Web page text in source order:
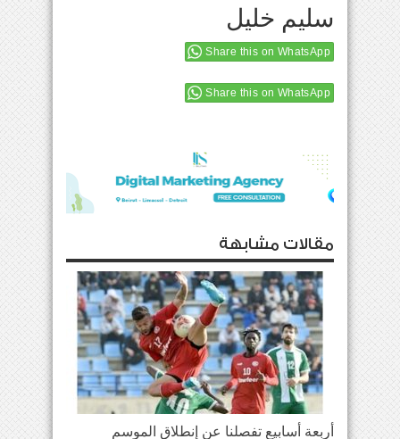
سليم خليل
Share this on WhatsApp
Share this on WhatsApp
مقالات مشابهة
أربعة أسابيع تفصلنا عن إنطلاق الموسم